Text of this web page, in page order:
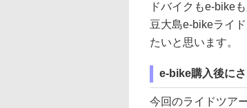
ドバイクもe-bike
豆大島e-bikeライ
たいと思います。
e-bike購入後に
今回のライドツア